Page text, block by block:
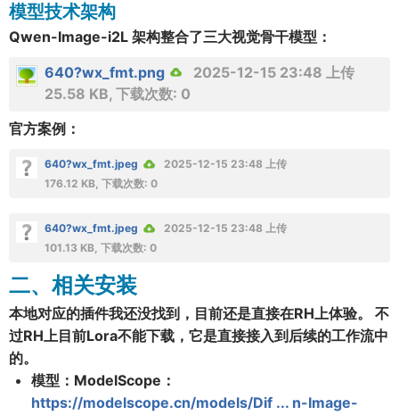
模型技术架构
Qwen-Image-i2L 架构整合了三大视觉骨干模型：
640?wx_fmt.png
2025-12-15 23:48 上传
25.58 KB, 下载次数: 0
官方案例：
640?wx_fmt.jpeg
2025-12-15 23:48 上传
176.12 KB, 下载次数: 0
640?wx_fmt.jpeg
2025-12-15 23:48 上传
101.13 KB, 下载次数: 0
二、相关安装
本地对应的插件我还没找到，目前还是直接在RH上体验。 不
过RH上目前Lora不能下载，它是直接接入到后续的工作流中
的。
模型 ：ModelScope：
https://modelscope.cn/models/Dif ... n-Image-